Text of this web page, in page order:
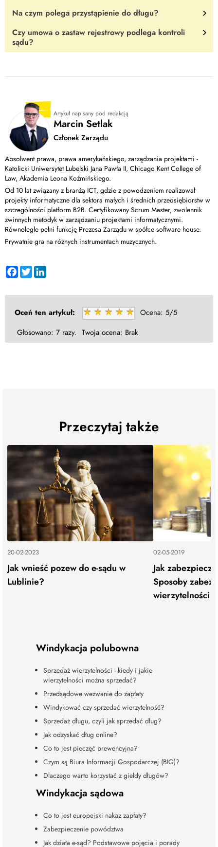
Nie. Do tego służy hipoteka.
Na czym polega przystąpienie do długu?
To kolejna z możliwości zabezpieczenia wierzytelności. Ma
miejsce, gdy osoba trzecia zobowiązuje się solidarnie z
Czy umowa o zastaw rejestrowy podlega kontroli
sądu?
zgodność umowy z prawem.
Artykuł napisany pod redakcją
Marcin Setlak
Członek Zarządu
Absolwent prawa, prawa amerykańskiego, zarządzania projektami -
Katolicki Uniwersytet Lubelski Jana Pawła II, Chicago Kent College of
Law, Akademia Leona Koźmińskiego.
Od 10 lat związany z branżą ICT, gdzie z powodzeniem realizował
projekty informatyczne dla sektora małych i średnich przedsiębiorstw w
szczególności platform B2B. Certyfikowany Scrum Master, zwolennik
zwinnych metodyk w zarządzaniu projektami informatycznymi.
Równolegle pełni funkcję Prezesa Zarządu w spółce software house.
Prywatnie gra na różnych instrumentach muzycznych.
Facebook
Twitter
Oceń ten artykuł: Ocena: 5/5
Głosowano: 7 razy. Twoja ocena: Brak
Przeczytaj także
20-02-2023
Jak wnieść pozew do e-sądu w
Lublinie?
02-05-2019
Jak
Sposoby
wierzytelności
Windykacja polubowna
Sprzedaż wierzytelności - kiedy i jakie
wierzytelności można sprzedać?
Przedsądowe wezwanie do zapłaty
Windykować czy sprzedać wierzytelność?
Sprzedaż długu, czyli jak sprzedać dług?
Jak odzyskać dług online?
Co to jest pieczęć prewencyjna?
Czym są Biura Informacji Gospodarczej (BIG)?
Dlaczego warto korzystać z giełdy długów?
Windykacja sądowa
Co to jest europejski nakaz zapłaty?
Zabezpieczenie powództwa
Jak działa e-sąd? Podstawowe pojęcia i porady